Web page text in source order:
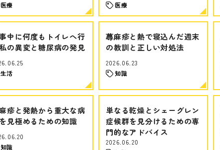
医療
医療
中に何度もトイレへ行
の異変と糖尿病の発見
生活
蕁麻疹と熱で寝込んだ週末
の教訓と正しい対処法
2026.06.23
知識
疹と発熱から重大な病
見極めるための知識
知識
単なる乾燥とシェーグレン
症候群を見分けるための専
門的なアドバイス
2026.06.20